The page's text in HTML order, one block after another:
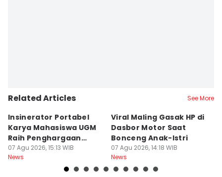
Related Articles See More
Insinerator Portabel
Karya Mahasiswa UGM
Raih Penghargaan
Internasional
07 Agu 2026, 15:13 WIB
News
Viral Maling Gasak HP di
Dasbor Motor Saat
Bonceng Anak-Istri
07 Agu 2026, 14:18 WIB
News